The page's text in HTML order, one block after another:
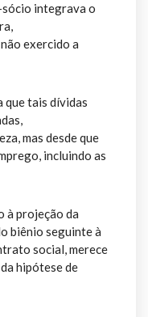
sócio integrava o
exercido a
que tais dívidas
mas desde que
incluindo as
à projeção da
biênio seguinte à
social, merece
hipótese de